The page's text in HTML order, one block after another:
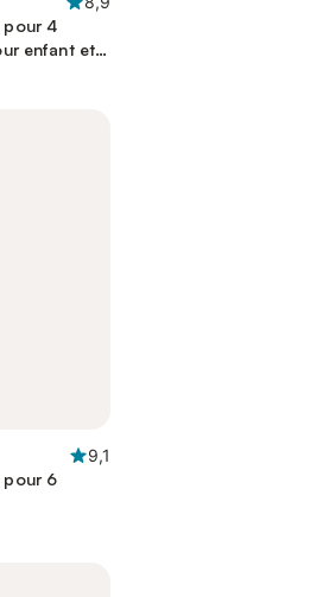
pour 4
enfant et
9,1
pour 6